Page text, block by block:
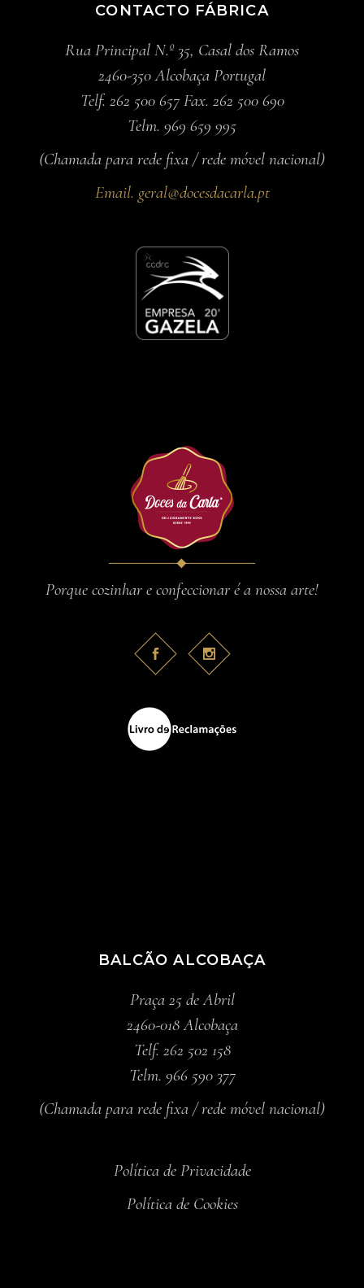
CONTACTO FÁBRICA
Rua Principal N.º 35, Casal dos Ramos
2460-350 Alcobaça Portugal
Telf. 262 500 657 Fax. 262 500 690
Telm. 969 659 995
(Chamada para rede fixa / rede móvel nacional)
Email. geral@docesdacarla.pt
Porque cozinhar e confeccionar é a nossa arte!
BALCÃO ALCOBAÇA
Praça 25 de Abril
2460-018 Alcobaça
Telf. 262 502 158
Telm. 966 590 377
(Chamada para rede fixa / rede móvel nacional)
Política de Privacidade
Política de Cookies